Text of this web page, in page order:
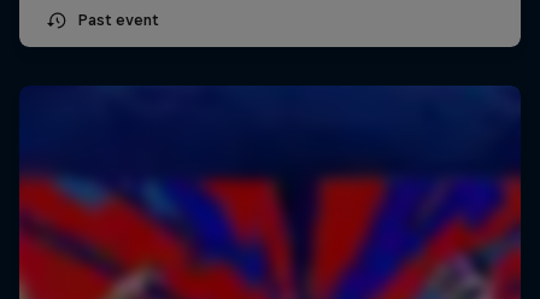
Past event